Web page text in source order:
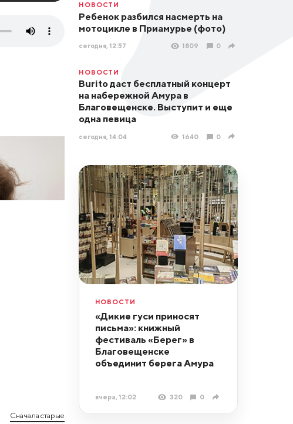
Сначала старые
НОВОСТИ
Ребенок разбился насмерть на
мотоцикле в Приамурье (фото)
сегодня, 12:57 1809 0
НОВОСТИ
Burito даст бесплатный концерт
на набережной Амура в
Благовещенске. Выступит и еще
одна певица
сегодня, 14:04 1640 0
НОВОСТИ
«Дикие гуси приносят
письма»: книжный
фестиваль «Берег» в
Благовещенске
объединит берега Амура
вчера, 12:02 320 0